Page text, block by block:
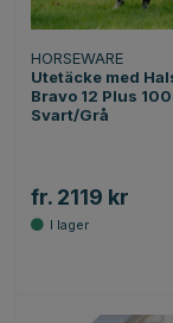
HORSEWARE
Utetäcke med
Bravo 12 Plus
Svart/Grå
fr. 2119 kr